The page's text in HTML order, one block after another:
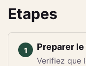
Etapes
Preparer
Verifiez que